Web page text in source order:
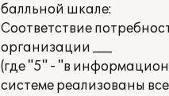
балльной шкале:
Соответствие
организации ___
(где "5" - "в
системе реализованы все